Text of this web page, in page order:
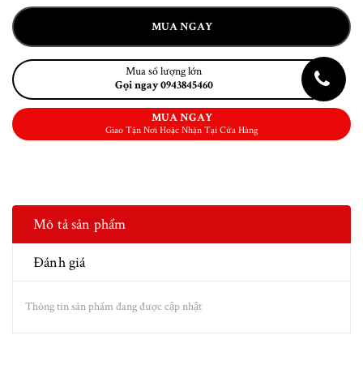
MUA NGAY
Mua số lượng lớn
Gọi ngay 0943845460
MUA NGAY
Giao Tận Nơi Hoặc Nhận Tại Cửa Hàng
Mô tả sản phẩm
Đánh giá
Thông tin sản phẩm đang được cập nhật